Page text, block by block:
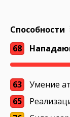
Способности
68
63
Умение
65